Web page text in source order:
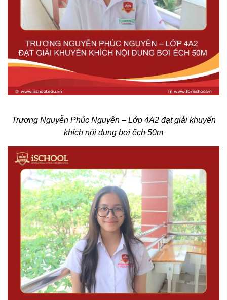
Trương Nguyễn Phúc Nguyên – Lớp 4A2 đạt giải khuyến
khích nội dung bơi ếch 50m